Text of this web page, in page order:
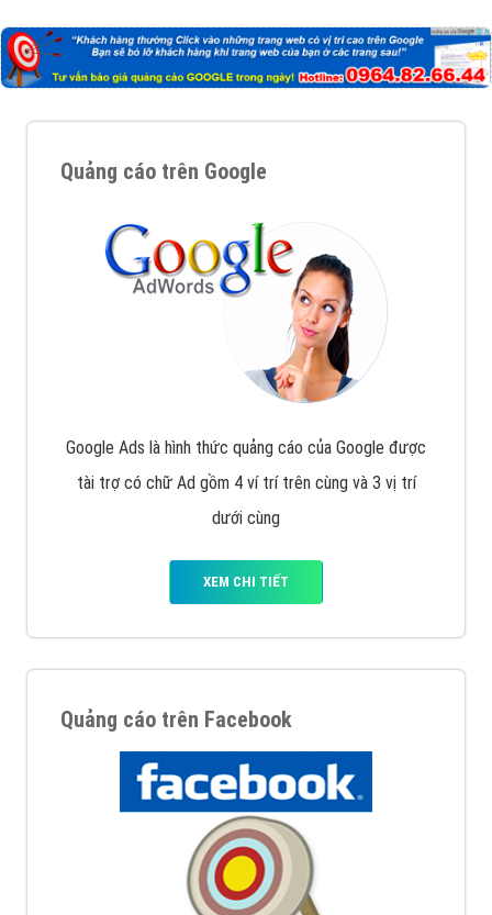
Quảng cáo trên Google
Google Ads là hình thức quảng cáo của Google được
tài trợ có chữ Ad gồm 4 ví trí trên cùng và 3 vị trí
dưới cùng
XEM CHI TIẾT
Quảng cáo trên Facebook